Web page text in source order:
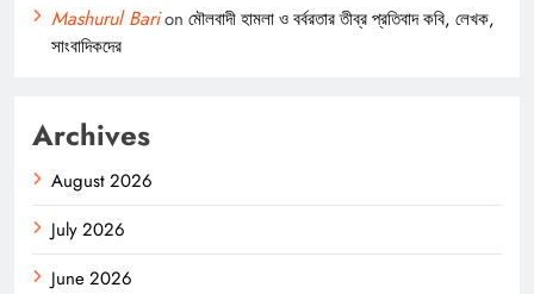
Mashurul Barion মৌলবাদী হামলা ও বর্বরতার তীব্র প্রতিবাদ কবি, লেখক,
সাংবাদিকদের
Archives
August 2026
July 2026
June 2026